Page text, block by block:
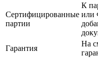
Сертифицированные
партии
К
или
Гарантия
На